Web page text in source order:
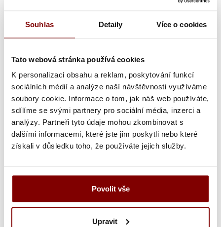
Souhlas Detaily Více o cookies
Tato webová stránka používá cookies
K personalizaci obsahu a reklam, poskytování funkcí
sociálních médií a analýze naší návštěvnosti využíváme
soubory cookie. Informace o tom, jak náš web používáte,
sdílíme se svými partnery pro sociální média, inzerci a
analýzy. Partneři tyto údaje mohou zkombinovat s
dalšími informacemi, které jste jim poskytli nebo které
získali v důsledku toho, že používáte jejich služby.
Povolit vše
Upravit
ostrie vyrobené zo 67 vrstiev japonskej nehrdzavejúcej
tvrdosť HRC61 na rockwellově stupnici
extrémne tvrdé a ostré ostrie - kobalt, molybdén, vanád
vzor damascénskej ocele
krútená drevená rukoväť Pakawood (pevné odolné
drevo nepřebírající pachy)
rukoväť je pevná, odolná a hygienická
vnútro rukoväti je nerezová oceľ pevne prichytená k
ostrie
Damascénskej (Damašková oceľ)
prekladaním a znovu skováním niekoľkých pásikov ocele
o rozdielnych vlastnostiach, takto vzniká charakteristický
oceľ je vďaka zoskupenie materiálov rozdielnych
vlastností (mäkšie a ohybnejšie oceľ je spájaná s tvrdšie